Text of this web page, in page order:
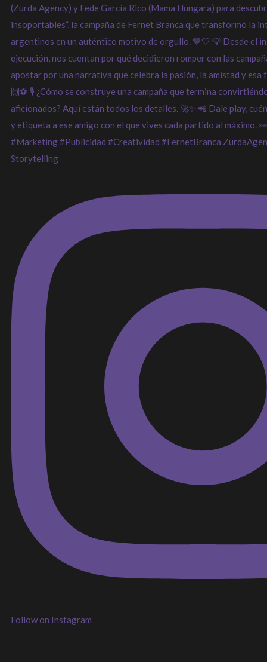
Follow on Instagram